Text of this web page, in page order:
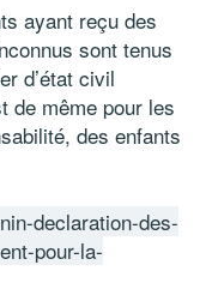
ayant reçu des
sont tenus
d’état civil
de même pour les
des enfants
declaration-des-
pour-la-